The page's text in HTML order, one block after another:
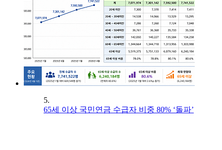
5.
65세 이상 국민연금 수급자 비중 80% ‘돌파’